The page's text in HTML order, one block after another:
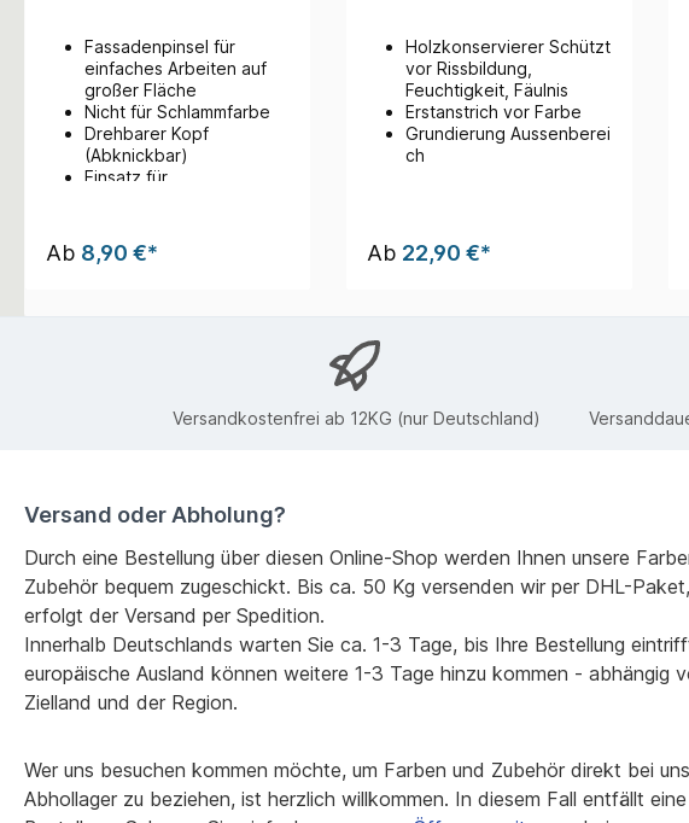
Fassadenpinsel für
einfaches Arbeiten auf
großer Fläche
Nicht für Schlammfarbe
Drehbarer Kopf
(Abknickbar)
Einsatz für
Ab 8,90 €*
Holzkonservierer Schützt
vor Rissbildung,
Feuchtigkeit, Fäulnis
Erstanstrich vor Farbe
Grundierung Aussenberei
ch
Ab 22,90 €*
Versandkostenfrei ab 12KG (nur Deutschland)
Versand oder Abholung?
Durch eine Bestellung über diesen Online-Shop werden Ihnen unsere
Zubehör bequem zugeschickt. Bis ca. 50 Kg versenden wir per DHL-
erfolgt der Versand per Spedition.
Innerhalb Deutschlands warten Sie ca. 1-3 Tage, bis Ihre Bestellung
europäische Ausland können weitere 1-3 Tage hinzu kommen - abhängig
Zielland und der Region.
Wer uns besuchen kommen möchte, um Farben und Zubehör direkt bei
Abhollager zu beziehen, ist herzlich willkommen. In diesem Fall entfällt